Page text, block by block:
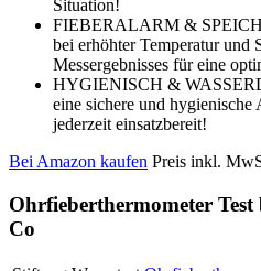
Situation!
FIEBERALARM &
bei erhöhter Temperatur und
Messergebnisses für eine
HYGIENISCH &
eine sichere und
jederzeit einsatzbereit!
Bei Amazon kaufen Preis inkl.
Ohrfieberthermometer
Co